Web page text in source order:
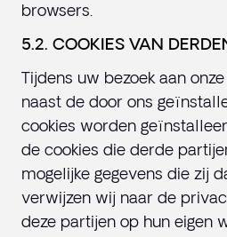
browsers.
5.2. COOKIES VAN
Tijdens uw bezoek aan
naast de door ons
cookies worden
de cookies die derde
mogelijke gegevens die zij
verwijzen wij naar de
deze partijen op hun eigen